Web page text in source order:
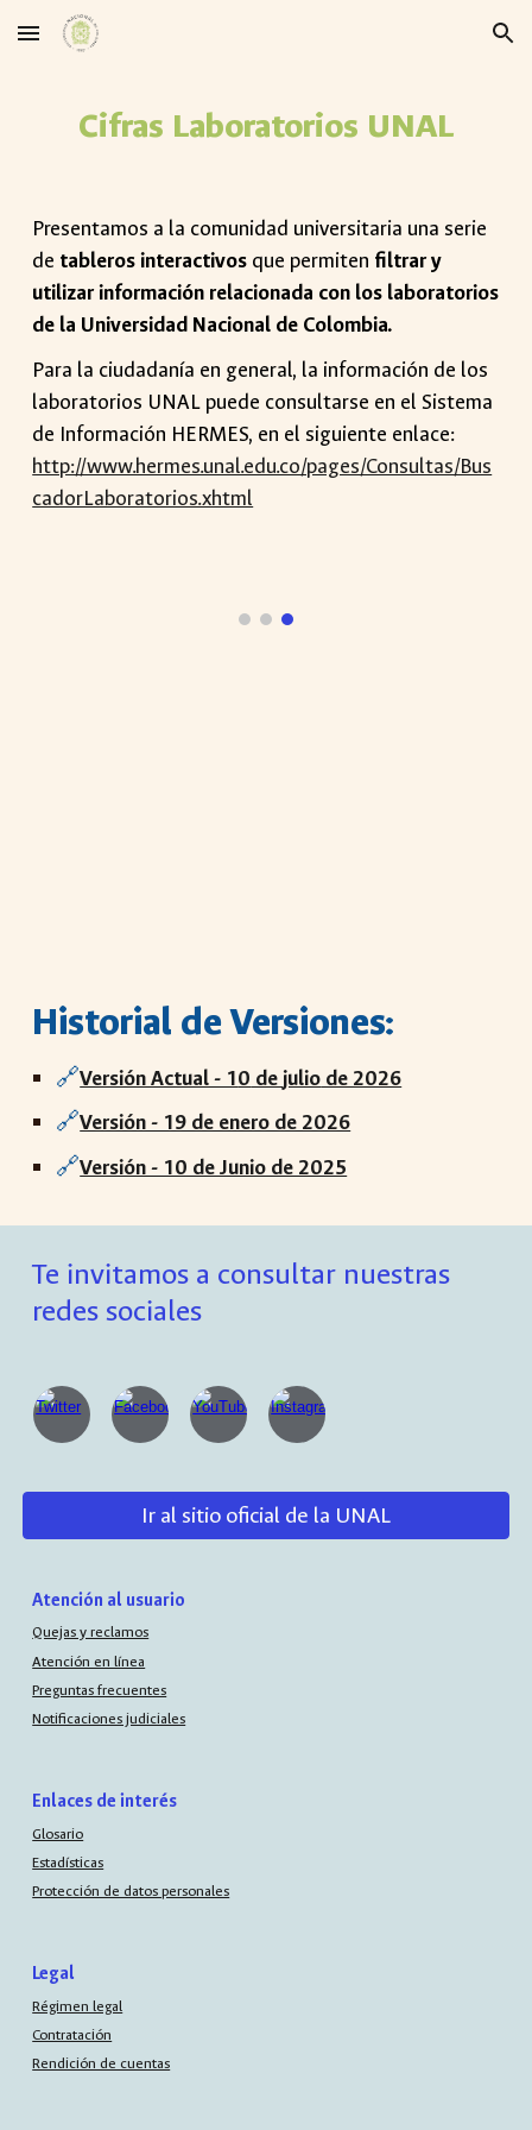
Skip to main content Skip to navigation
Cifras Laboratorios UNAL
Presentamos a la comunidad universitaria una serie
de tableros interactivos que permiten filtrar y
utilizar información relacionada con los laboratorios
de la Universidad Nacional de Colombia.
Para la ciudadanía en general, la información de los
laboratorios UNAL puede consultarse en elSistema
de Información HERMES, en el siguiente enlace:
http://www.hermes.unal.edu.co/pages/Consultas/Bus
cadorLaboratorios.xhtml
Historial de Versiones:
🔗Versión Actual - 10 de julio de 2026
🔗Versión - 19 de enero de 2026
🔗Versión - 10 de Junio de 2025
Te invitamos a consultar nuestras
redes sociales
Ir al sitio oficial de la UNAL
Atención al usuario
Quejas y reclamos
Atención en línea
Preguntas frecuentes
Notificaciones judiciales
Enlaces de interés
Glosario
Estadísticas
Protección de datos personales
Legal
Régimen legal
Contratación
Rendición de cuentas